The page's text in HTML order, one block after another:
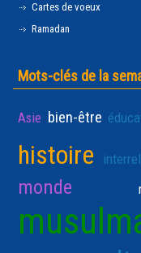
Cartes de voeux
Ramadan
Mots-clés de la
Asie bien-être
histoire
monde